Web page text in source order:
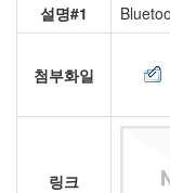
설명#1
첨부화일
링크